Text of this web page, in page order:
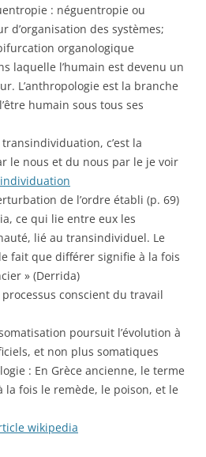
: néguentropie ou
d’organisation des systèmes;
organologique
laquelle l’humain est devenu un
L’anthropologie est la branche
humain sous tous ses
c’est la
le nous et du nous par le je voir
de l’ordre établi (p. 69)
ce qui lie entre eux les
lié au transindividuel. Le
fait que différer signifie à la fois
» (Derrida)
processus conscient du travail
poursuit l’évolution à
et non plus somatiques
: En Grèce ancienne, le terme
la fois le remède, le poison, et le
wikipedia